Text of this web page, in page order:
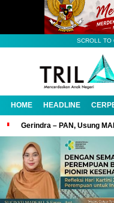
SCROLL TO
HOME HEADLINE
Gerindra – PAN, Usung